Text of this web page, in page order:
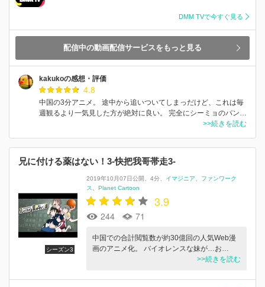
DMM TVで今すぐ見る
配信中の動画配信サービスをもっと見る
kakukoの感想・評価
4.8
中国の3分アニメ。 途中から追いついてしまっだけど、これは毎
週観るより一気見した方が絶対に良い。 完全にシーミョのパン…
>>続きを読む
兄に付ける薬はない！3-快把我哥帯走3-
シーズン3
2019年10月07日公開 4分 イマジニア
ファンワーク
ス
Planet Cartoon
3.9
244 71
中国での合計閲覧数が約30億回の人気Web漫
画のアニメ化。 バイオレンスな妹が…お…
>>続きを読む